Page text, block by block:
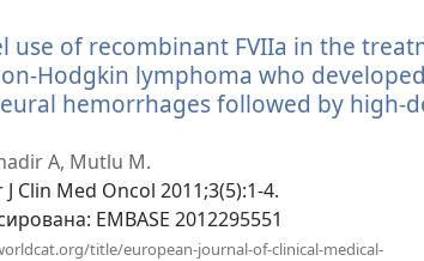
окне)
use of recombinant FVIIa in the
Hodgkin lymphoma who
hemorrhages followed by high-
A, Mutlu M.
J Clin Med Oncol 2011;3(5):1-4.
‎: EMBASE 2012295551
title/european-journal-of-clinical-medical-